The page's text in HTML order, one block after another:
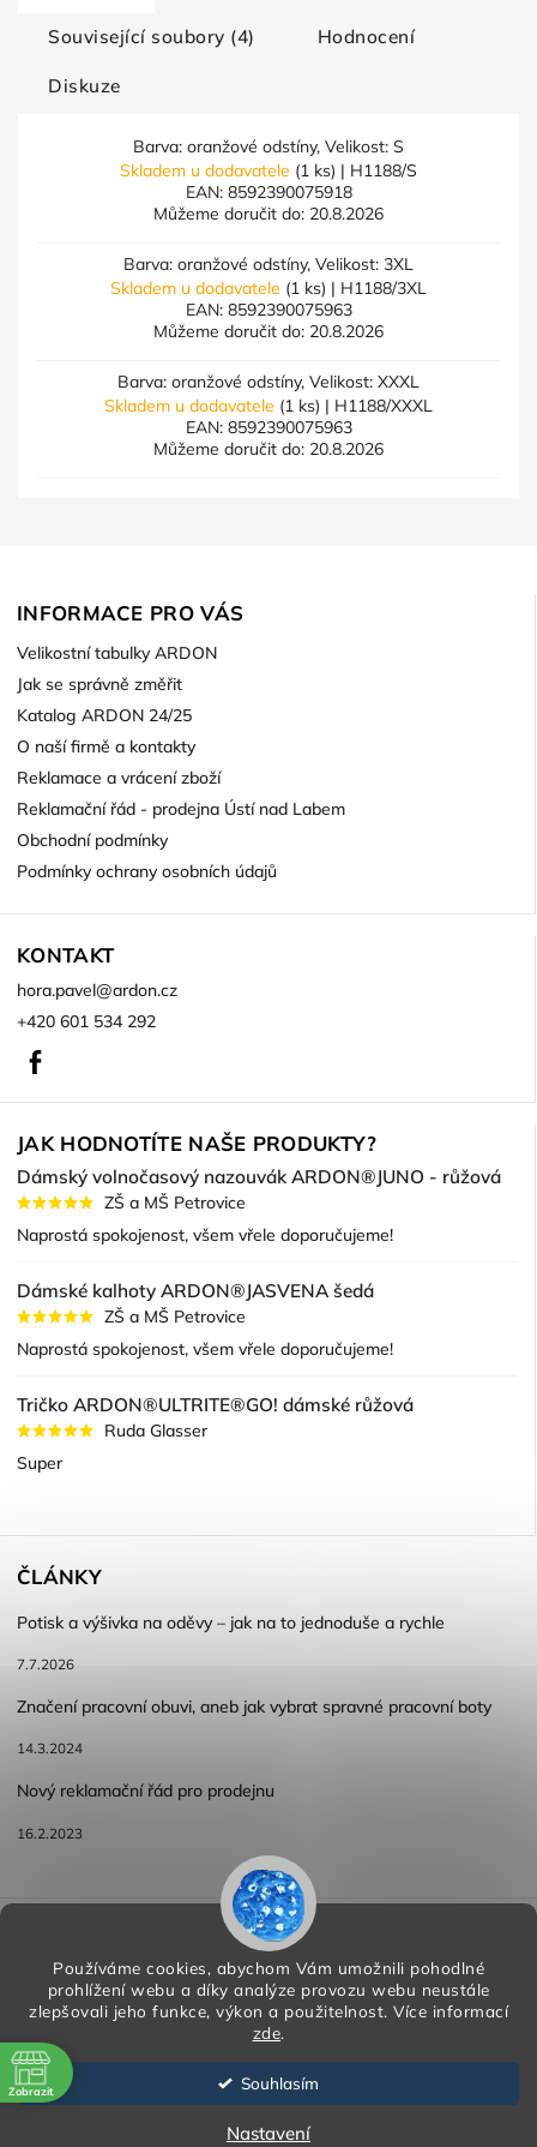
Používáme cookies, abychom Vám umožnili pohodlné
prohlížení webu a díky analýze provozu webu neustále
zlepšovali jeho funkce, výkon a použitelnost. Více informací
zde.
Souhlasím
Nastavení
Související soubory (4) Hodnocení
Diskuze
Barva: oranžové odstíny, Velikost: S
Skladem u dodavatele (1 ks) | H1188/S
EAN: 8592390075918
Můžeme doručit do: 20.8.2026
Barva: oranžové odstíny, Velikost: 3XL
Skladem u dodavatele (1 ks) | H1188/3XL
EAN: 8592390075963
Můžeme doručit do: 20.8.2026
Barva: oranžové odstíny, Velikost: XXXL
Skladem u dodavatele (1 ks) | H1188/XXXL
EAN: 8592390075963
Můžeme doručit do: 20.8.2026
INFORMACE PRO VÁS
Velikostní tabulky ARDON
Jak se správně změřit
Katalog ARDON 24/25
O naší firmě a kontakty
Reklamace a vrácení zboží
Reklamační řád - prodejna Ústí nad Labem
Obchodní podmínky
Podmínky ochrany osobních údajů
KONTAKT
hora.pavel@ardon.cz
+420 601 534 292
JAK HODNOTÍTE NAŠE PRODUKTY?
Dámský volnočasový nazouvák ARDON®JUNO - růžová
ZŠ a MŠ Petrovice
Naprostá spokojenost, všem vřele doporučujeme!
Dámské kalhoty ARDON®JASVENA šedá
ZŠ a MŠ Petrovice
Naprostá spokojenost, všem vřele doporučujeme!
Tričko ARDON®ULTRITE®GO! dámské růžová
Ruda Glasser
Super
ČLÁNKY
Potisk a výšivka na oděvy – jak na to jednoduše a rychle
7.7.2026
Značení pracovní obuvi, aneb jak vybrat spravné pracovní boty
14.3.2024
Nový reklamační řád pro prodejnu
16.2.2023
Reklamace a vracení zboží
Podmínky ochrany osobních údajů
Copyright 2026 HORA PP s.r.o.
Shoptet | Design
Zobrazit